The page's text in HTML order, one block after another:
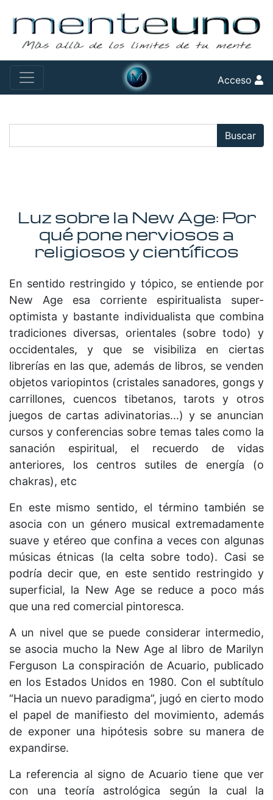
Acceso
Buscar
Luz sobre la New Age: Por
qué pone nerviosos a
religiosos y científicos
En sentido restringido y tópico, se entiende por
New Age esa corriente espiritualista super-
optimista y bastante individualista que combina
tradiciones diversas, orientales (sobre todo) y
occidentales, y que se visibiliza en ciertas
librerías en las que, además de libros, se venden
objetos variopintos (cristales sanadores, gongs y
carrillones, cuencos tibetanos, tarots y otros
juegos de cartas adivinatorias...) y se anuncian
cursos y conferencias sobre temas tales como la
sanación espiritual, el recuerdo de vidas
anteriores, los centros sutiles de energía (o
chakras), etc
En este mismo sentido, el término también se
asocia con un género musical extremadamente
suave y etéreo que confina a veces con algunas
músicas étnicas (la celta sobre todo). Casi se
podría decir que, en este sentido restringido y
superficial, la New Age se reduce a poco más
que una red comercial pintoresca.
A un nivel que se puede considerar intermedio,
se asocia mucho la New Age al libro de Marilyn
Ferguson La conspiración de Acuario, publicado
en los Estados Unidos en 1980. Con el subtítulo
“Hacia un nuevo paradigma”, jugó en cierto modo
el papel de manifiesto del movimiento, además
de exponer una hipótesis sobre su manera de
expandirse.
La referencia al signo de Acuario tiene que ver
con una teoría astrológica según la cual la